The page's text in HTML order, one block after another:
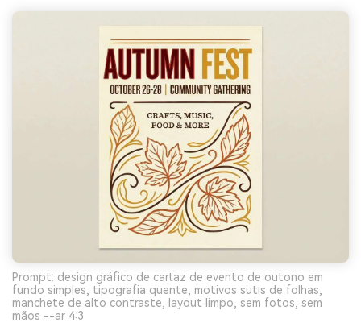
Prompt: design gráfico de cartaz de evento de outono em
fundo simples, tipografia quente, motivos sutis de folhas,
manchete de alto contraste, layout limpo, sem fotos, sem
mãos --ar 4:3